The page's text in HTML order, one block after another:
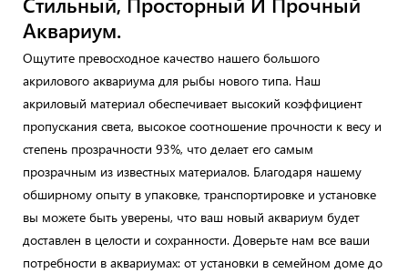
Аквариум.
Ощутите превосходное качество нашего большого
акрилового аквариума для рыбы нового типа. Наш
акриловый материал обеспечивает высокий коэффициент
пропускания света, высокое соотношение прочности к весу и
степень прозрачности 93%, что делает его самым
прозрачным из известных материалов. Благодаря нашему
обширному опыту в упаковке, транспортировке и установке
вы можете быть уверены, что ваш новый аквариум будет
доставлен в целости и сохранности. Доверьте нам все ваши
потребности в аквариумах: от установки в семейном доме до